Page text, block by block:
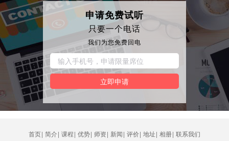
申请免费试听
只要一个电话
我们为您免费回电
立即申请
首页| 简介| 课程| 优势| 师资| 新闻| 评价| 地址| 相册| 联系我们